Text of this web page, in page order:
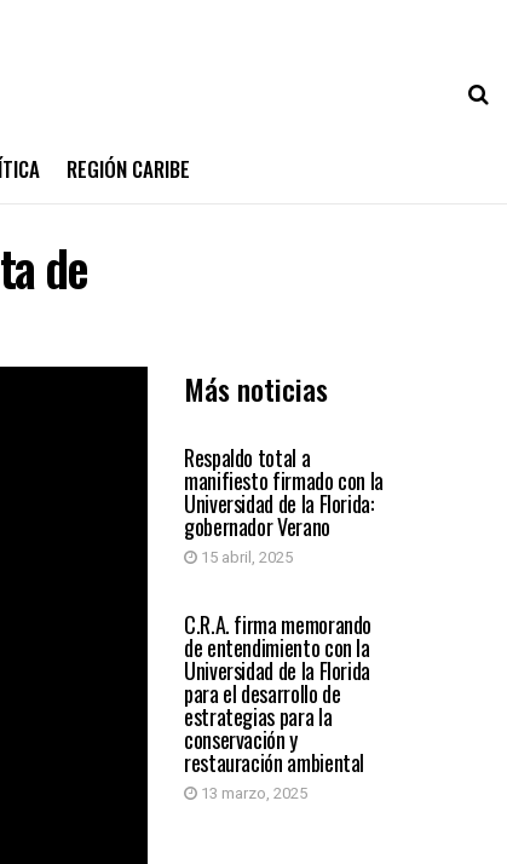
REGIÓN CARIBE
de
Más noticias
MEDIO AMBIENTE
Respaldo total a
manifiesto firmado con la
Universidad de la Florida:
gobernador Verano
15 abril, 2025
MEDIO AMBIENTE
C.R.A. firma memorando
de entendimiento con la
Universidad de la Florida
para el desarrollo de
estrategias para la
conservación y
restauración ambiental
13 marzo, 2025